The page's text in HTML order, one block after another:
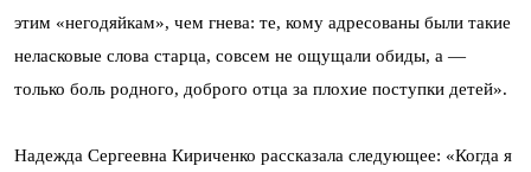
этим «негодяйкам», чем гнева: те, кому адресованы были такие
неласковые слова старца, совсем не ощущали обиды, а —
только боль родного, доброго отца за плохие поступки детей».
Надежда Сергеевна Кириченко рассказала следующее: «Когда я